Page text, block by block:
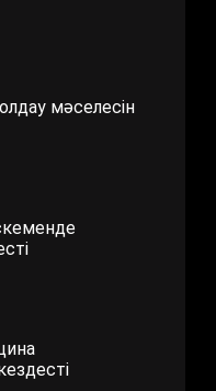
мәселесін